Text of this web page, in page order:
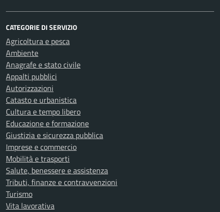
CATEGORIE DI SERVIZIO
Agricoltura e pesca
Ambiente
Anagrafe e stato civile
Appalti pubblici
Autorizzazioni
Catasto e urbanistica
Cultura e tempo libero
Educazione e formazione
Giustizia e sicurezza pubblica
Imprese e commercio
Mobilità e trasporti
Salute, benessere e assistenza
Tributi, finanze e contravvenzioni
Turismo
Vita lavorativa